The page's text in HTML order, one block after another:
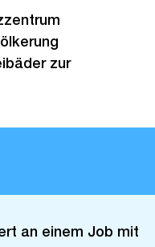
zur
an einem Job mit